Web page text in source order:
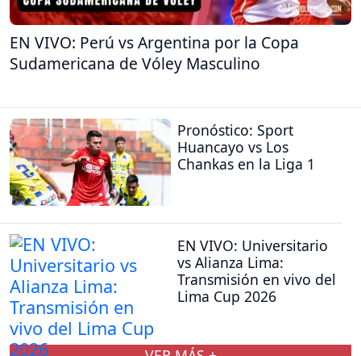
EN VIVO: Perú vs Argentina por la Copa
Sudamericana de Vóley Masculino
Pronóstico: Sport
Huancayo vs Los
Chankas en la Liga 1
EN VIVO: Universitario
vs Alianza Lima:
Transmisión en vivo del
Lima Cup 2026